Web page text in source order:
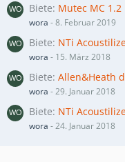
Biete Mutec MC 1.2
wora -8. Februar 2019
Biete NTi
wora - 15. März 2018
Biete Allen&Heath
wora -29. Januar 2018
Biete NTi
wora -24. Januar 2018